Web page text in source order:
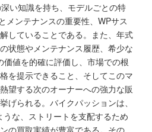
い知識を持ち、モデルごとの特
メンテナンスの重要性、WPサス
していることである。また、年式
状態やメンテナンス履歴、希少な
価値を的確に評価し、市場での根
を提示できること、そしてこのマ
望する次のオーナーへの強力な販
げられる。バイクパッションは、
うな、ストリートを支配するため
の買取実績が豊富である。その